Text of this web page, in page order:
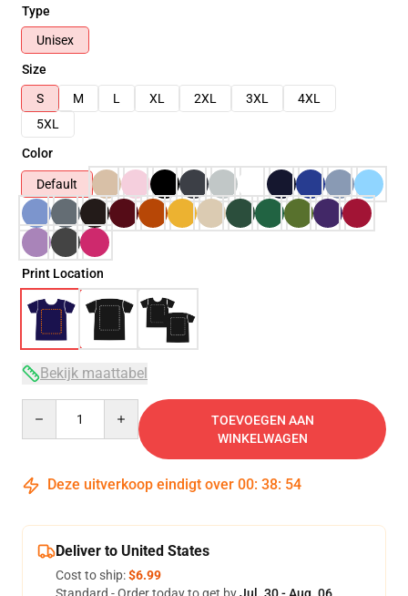
Type
Unisex
Size
S
M L XL 2XL 3XL
4XL
5XL
Color
Default
Print Location
Bekijk maattabel
TOEVOEGEN AAN
WINKELWAGEN
Deze uitverkoop eindigt over 00: 38: 53
Deliver to United States
Cost to ship:$6.99